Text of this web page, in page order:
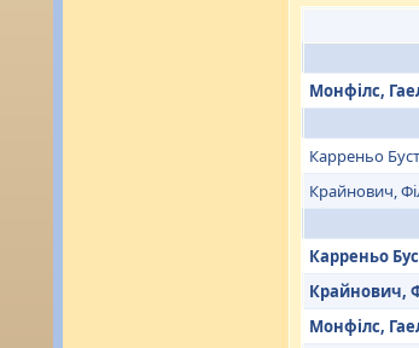
Монфілс,
Карреньо
Крайнович,
Карреньо
Крайнович,
Монфілс,